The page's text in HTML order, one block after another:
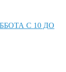
С 10 ДО